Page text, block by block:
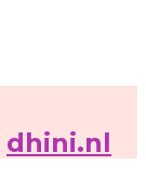
dhini.nl